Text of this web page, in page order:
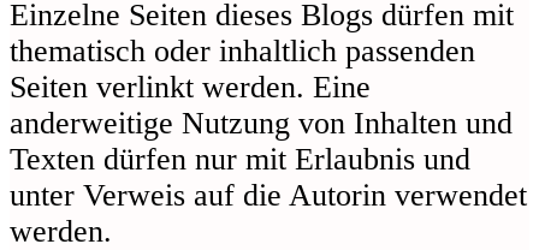
Einzelne Seiten dieses Blogs dürfen mit
thematisch oder inhaltlich passenden
Seiten verlinkt werden. Eine
anderweitige Nutzung von Inhalten und
Texten dürfen nur mit Erlaubnis und
unter Verweis auf die Autorin verwendet
werden.